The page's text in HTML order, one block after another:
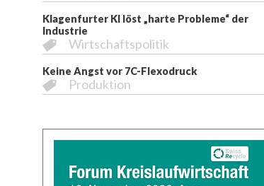
Klagenfurter KI löst „harte Probleme“ der
Industrie
Wirtschaftspolitik
Keine Angst vor 7C-Flexodruck
Produktion